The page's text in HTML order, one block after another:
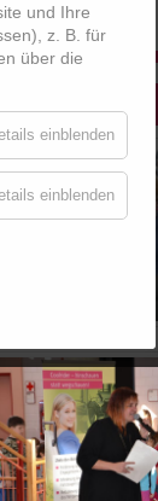
und Ihre
z. B. für
über die
einblendenfür
einblendenfür
Medien